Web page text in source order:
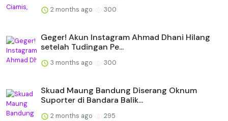
2 months ago 300
Geger! Akun Instagram Ahmad Dhani Hilang
setelah Tudingan Pe...
3 months ago 300
Skuad Maung Bandung Diserang Oknum
Suporter di Bandara Balik...
2 months ago 295